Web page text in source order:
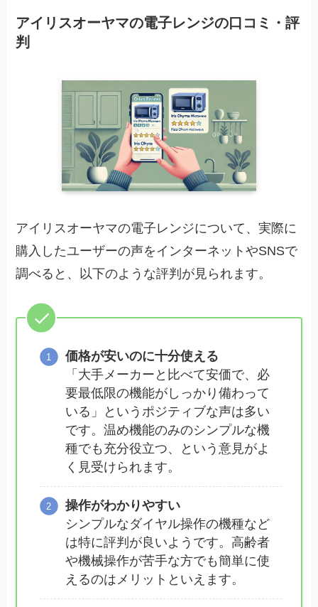
アイリスオーヤマの電子レンジの口コミ・評
判
アイリスオーヤマの電子レンジについて、実際に
購入したユーザーの声をインターネットやSNSで
調べると、以下のような評判が見られます。
価格が安いのに十分使える
「大手メーカーと比べて安価で、必
要最低限の機能がしっかり備わって
いる」というポジティブな声は多い
です。温め機能のみのシンプルな機
種でも充分役立つ、という意見がよ
く見受けられます。
操作がわかりやすい
シンプルなダイヤル操作の機種など
は特に評判が良いようです。高齢者
や機械操作が苦手な方でも簡単に使
えるのはメリットといえます。